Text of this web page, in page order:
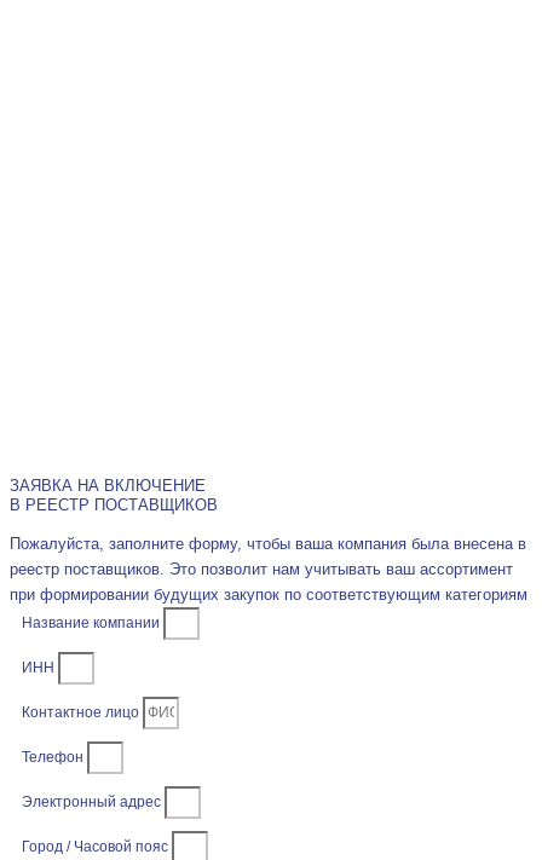
ЗАЯВКА НА ВКЛЮЧЕНИЕ
В РЕЕСТР ПОСТАВЩИКОВ
Пожалуйста, заполните форму, чтобы ваша компания была внесена в
реестр поставщиков. Это позволит нам учитывать ваш ассортимент
при формировании будущих закупок по соответствующим категориям
Название компании
ИНН
Контактное лицо
Телефон
Электронный адрес
Город / Часовой пояс